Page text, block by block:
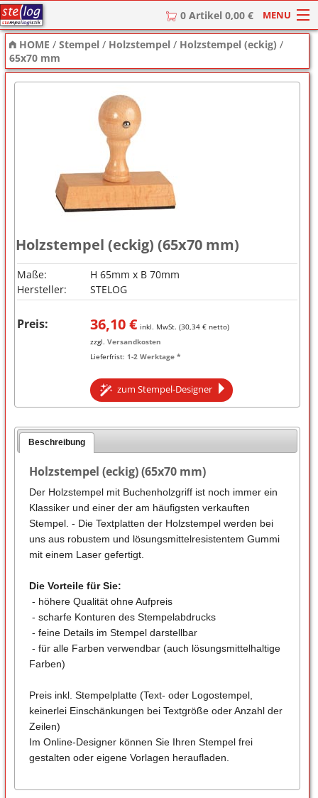
0 Artikel 0,00 € MENU
HOME
Stempel
Stempel-Textplatten
HOME /Stempel / Holzstempel / Holzstempel (eckig) /
65x70 mm
Holzstempel (eckig) (65x70 mm)
Maße:
H 65mm x B 70mm
Hersteller:
STELOG
Preis: 36,10€ inkl. MwSt. (30,34€ netto)
zzgl. Versandkosten
Lieferfrist: 1-2 Werktage *
zum Stempel-Designer
Beschreibung
Holzstempel (eckig) (65x70 mm)
Der Holzstempel mit Buchenholzgriff ist noch immer ein
Klassiker und einer der am häufigsten verkauften
Stempel. - Die Textplatten der Holzstempel werden bei
uns aus robustem und lösungsmittelresistentem Gummi
mit einem Laser gefertigt.
Die Vorteile für Sie:
- höhere Qualität ohne Aufpreis
- scharfe Konturen des Stempelabdrucks
- feine Details im Stempel darstellbar
- für alle Farben verwendbar (auch lösungsmittelhaltige
Farben)
Preis inkl. Stempelplatte (Text- oder Logostempel,
keinerlei Einschänkungen bei Textgröße oder Anzahl der
Zeilen)
Im Online-Designer können Sie Ihren Stempel frei
gestalten oder eigene Vorlagen heraufladen.